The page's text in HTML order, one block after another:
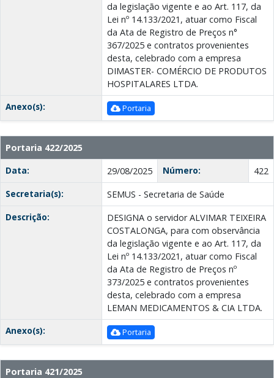
da legislação vigente e ao Art. 117, da
Lei nº 14.133/2021, atuar como Fiscal
da Ata de Registro de Preços n°
367/2025 e contratos provenientes
desta, celebrado com a empresa
DIMASTER- COMÉRCIO DE PRODUTOS
HOSPITALARES LTDA.
Anexo(s):
Portaria
Portaria 422/2025
Data:
29/08/2025 Número:
422
Secretaria(s):
SEMUS - Secretaria de Saúde
Descrição:
DESIGNA o servidor ALVIMAR TEIXEIRA
COSTALONGA, para com observância
da legislação vigente e ao Art. 117, da
Lei nº 14.133/2021, atuar como Fiscal
da Ata de Registro de Preços nº
373/2025 e contratos provenientes
desta, celebrado com a empresa
LEMAN MEDICAMENTOS & CIA LTDA.
Anexo(s):
Portaria
Portaria 421/2025